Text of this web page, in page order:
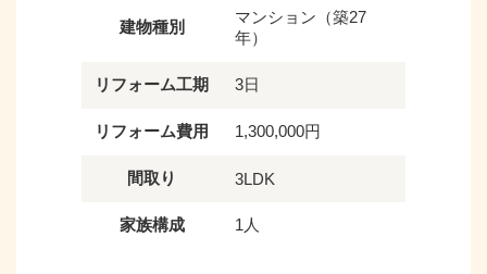
建物種別
マンション（築27
年）
リフォーム工期 3日
リフォーム費用 1,300,000円
間取り 3LDK
家族構成 1人